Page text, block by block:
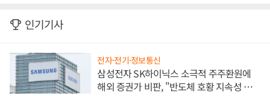
인기기사
전자·전기·정보통신
삼성전자 SK하이닉스 소극적 주주환원에
해외 증권가 비판, "반도체 호황 지속성 의